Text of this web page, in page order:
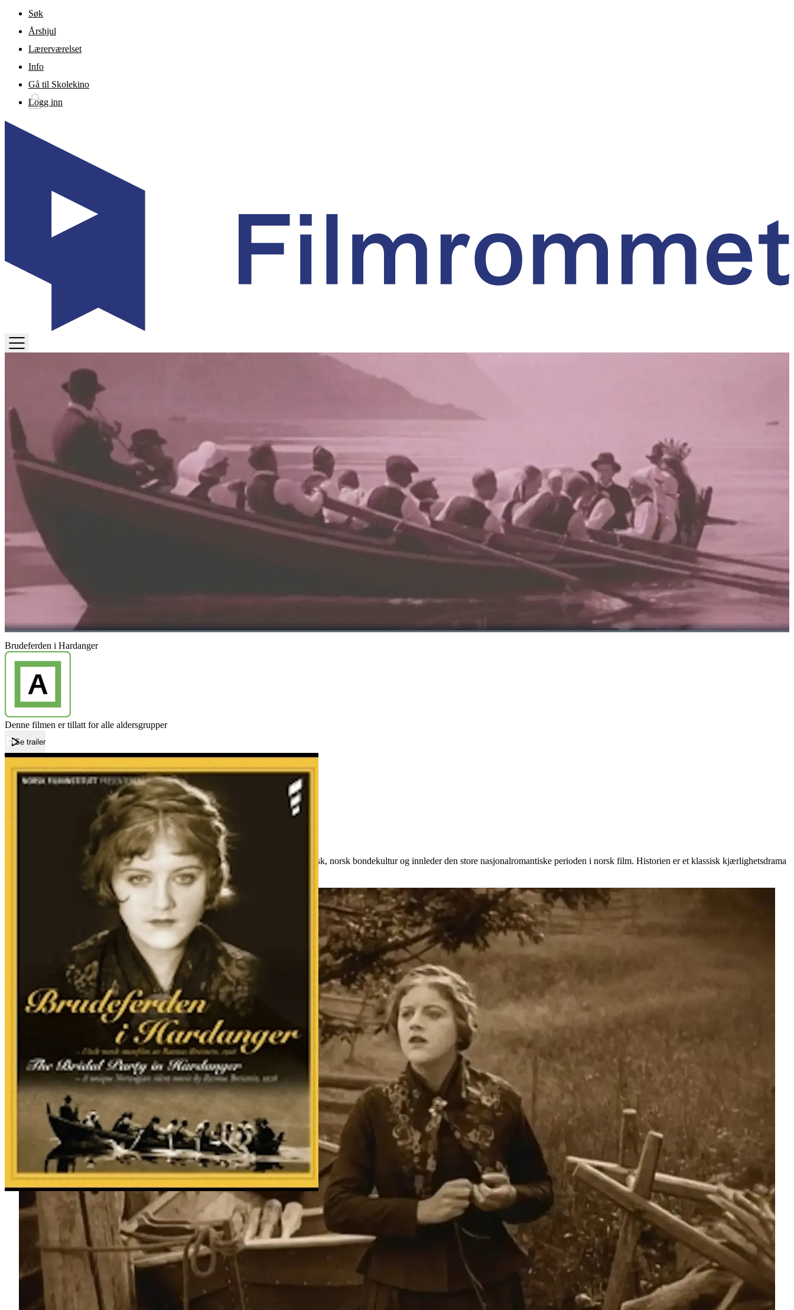
Gå til hovedinnhold
Søk
Årshjul
Lærerværelset
Info
Gå til Skolekino
Logg inn
Brudeferden i Hardanger
Denne filmen er tillatt for alle aldersgrupper
Se trailer
ForsideBrudeferden i Hardanger
Brudeferden i Hardanger
Stumfilmepos av Rasmus Breistein fra 1926. Brudeferden i Hardanger viser dramatisk, norsk bondekultur og innleder den store nasjonalromantiske perioden i norsk film. Historien er et klassisk kjærlighetsdrama
om de som ikke får hverandre pga. ulik stand og økonomiske kår.